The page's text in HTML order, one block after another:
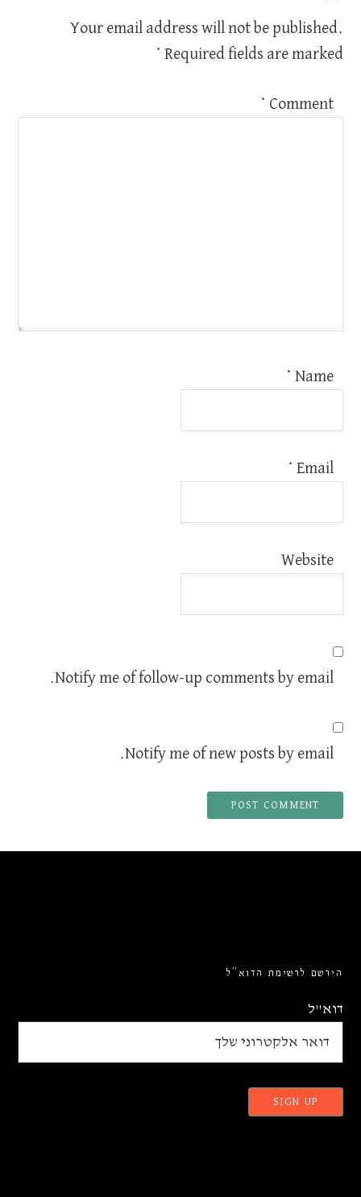
Your email address will not be published.
Required fields are marked
*
Comment
*
Name
*
Email
*
Website
Notify me of follow-up comments by email.
Notify me of new posts by email.
הירשם לרשימת הדוא”ל
דוא"ל